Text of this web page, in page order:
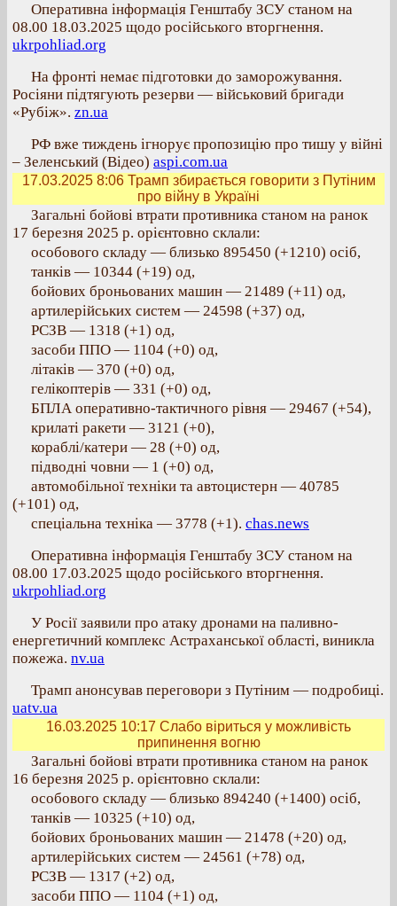
Оперативна інформація Генштабу ЗСУ станом на
08.00 18.03.2025 щодо російського вторгнення.
ukrpohliad.org
На фронті немає підготовки до заморожування.
Росіяни підтягують резерви — військовий бригади
«Рубіж». zn.ua
РФ вже тиждень ігнорує пропозицію про тишу у війні
– Зеленський (Відео) aspi.com.ua
17.03.2025 8:06Трамп збирається говорити з Путіним
про війну в Україні
Загальні бойові втрати противника станом на ранок
17 березня 2025 р. орієнтовно склали:
особового складу — близько 895450 (+1210) осіб,
танків — 10344 (+19) од,
бойових броньованих машин — 21489 (+11) од,
артилерійських систем — 24598 (+37) од,
РСЗВ — 1318 (+1) од,
засоби ППО — 1104 (+0) од,
літаків — 370 (+0) од,
гелікоптерів — 331 (+0) од,
БПЛА оперативно-тактичного рівня — 29467 (+54),
крилаті ракети — 3121 (+0),
кораблі/катери — 28 (+0) од,
підводні човни — 1 (+0) од,
автомобільної техніки та автоцистерн — 40785
(+101) од,
спеціальна техніка — 3778 (+1). chas.news
Оперативна інформація Генштабу ЗСУ станом на
08.00 17.03.2025 щодо російського вторгнення.
ukrpohliad.org
У Росії заявили про атаку дронами на паливно-
енергетичний комплекс Астраханської області, виникла
пожежа. nv.ua
Трамп анонсував переговори з Путіним — подробиці.
uatv.ua
16.03.2025 10:17 Слабо віриться у можливість
припинення вогню
Загальні бойові втрати противника станом на ранок
16 березня 2025 р. орієнтовно склали:
особового складу — близько 894240 (+1400) осіб,
танків — 10325 (+10) од,
бойових броньованих машин — 21478 (+20) од,
артилерійських систем — 24561 (+78) од,
РСЗВ — 1317 (+2) од,
засоби ППО — 1104 (+1) од,